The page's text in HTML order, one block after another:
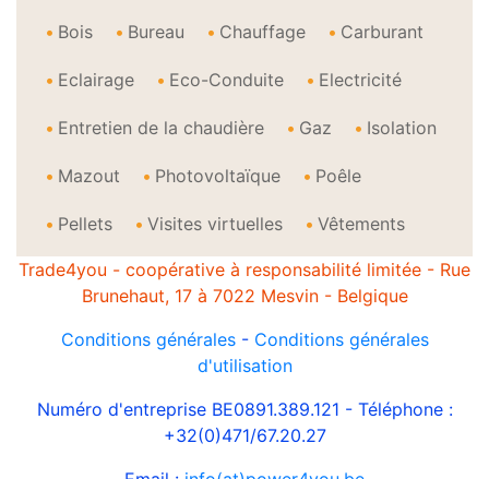
Bois Bureau Chauffage Carburant
Eclairage Eco-Conduite Electricité
Entretien de la chaudière Gaz Isolation
Mazout Photovoltaïque Poêle
Pellets Visites virtuelles Vêtements
Trade4you - coopérative à responsabilité limitée - Rue
Brunehaut, 17 à 7022 Mesvin - Belgique
Conditions générales- Conditions générales
d'utilisation
Numéro d'entreprise BE0891.389.121 - Téléphone :
+32(0)471/67.20.27